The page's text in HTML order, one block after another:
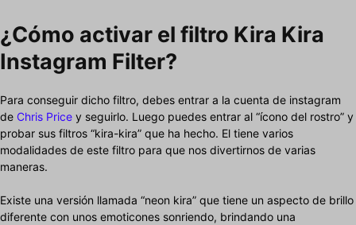
¿Cómo activar el filtro Kira Kira
Instagram Filter?
Para conseguir dicho filtro, debes entrar a la cuenta de instagram
de Chris Price y seguirlo. Luego puedes entrar al “ícono del rostro” y
probar sus filtros “kira-kira” que ha hecho. El tiene varios
modalidades de este filtro para que nos divertirnos de varias
maneras.
Existe una versión llamada “neon kira” que tiene un aspecto de brillo
diferente con unos emoticones sonriendo, brindando una